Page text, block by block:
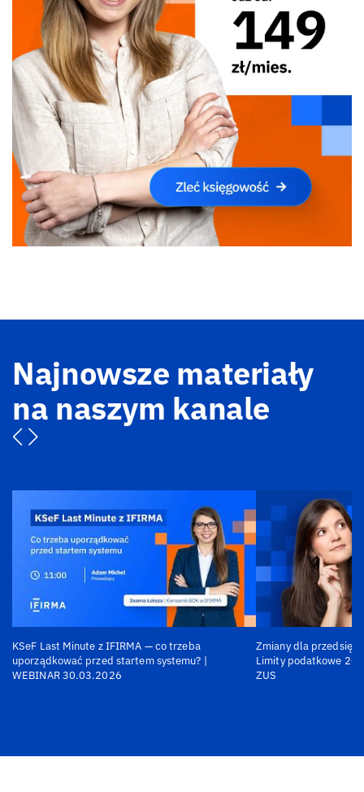
Najnowsze materiały
na naszym kanale
KSeF Last Minute z IFIRMA — co trzeba
uporządkować przed startem systemu? |
WEBINAR 30.03.2026
Zmiany dla
Limity podatkowe
ZUS